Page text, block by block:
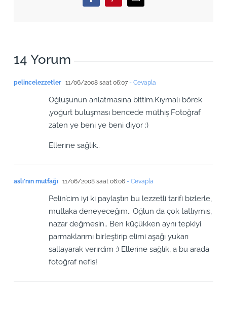
14 Yorum
pelincelezzetler 11/06/2008 saat 06:07- Cevapla
Oğluşunun anlatmasına bittim.Kıymalı börek
,yoğurt buluşması bencede müthiş.Fotoğraf
zaten ye beni ye beni diyor :)
Ellerine sağlık..
aslı'nın mutfağı 11/06/2008 saat 06:06- Cevapla
Pelin’cim iyi ki paylaştın bu lezzetli tarifi bizlerle,
mutlaka deneyeceğim.. Oğlun da çok tatlıymış,
nazar değmesin.. Ben küçükken aynı tepkiyi
parmaklarımı birleştirip elimi aşağı yukarı
sallayarak verirdim :) Ellerine sağlık, a bu arada
fotoğraf nefis!